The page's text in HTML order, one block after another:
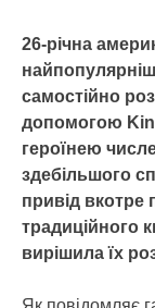
26-річна
самостійно
допомогою
героїнею
здебільшого
привід вкотре
традиційного
вирішила їх